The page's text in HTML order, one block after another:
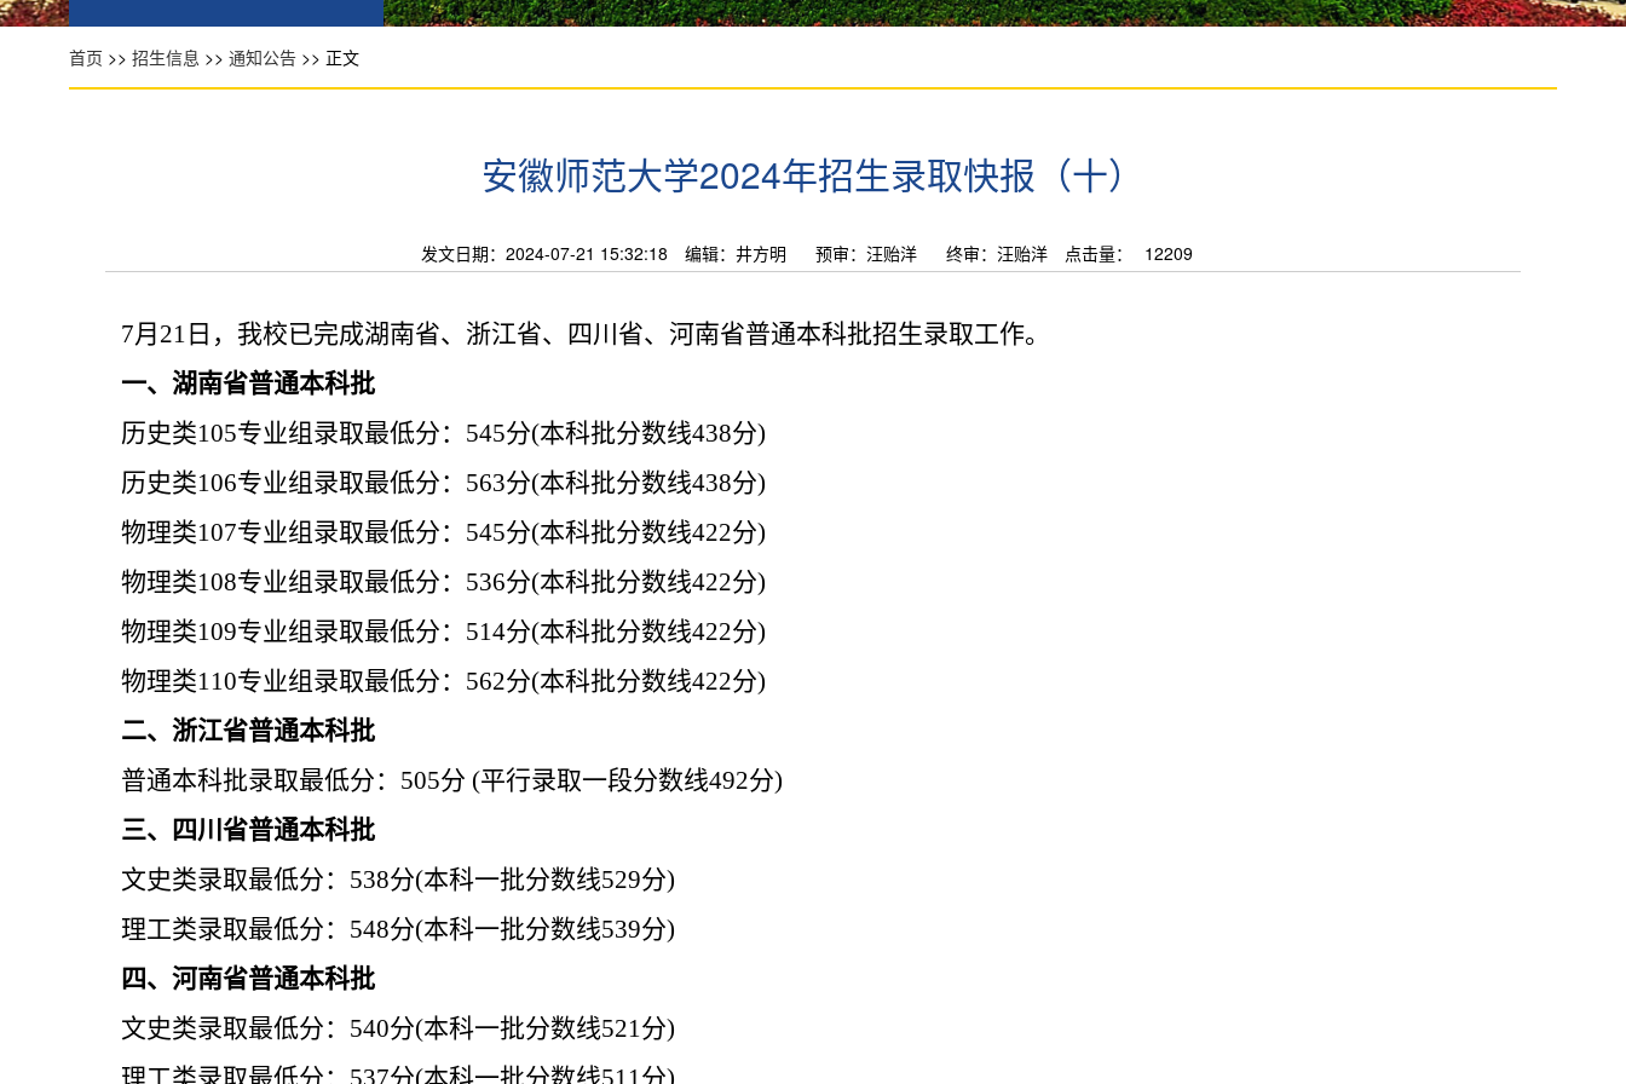
首页 >> 招生信息 >> 通知公告 >> 正文
安徽师范大学2024年招生录取快报（十）
发文日期：2024-07-21 15:32:18 编辑：井方明 预审：汪贻洋 终审：汪贻洋 点击量： 12209
7月 21 日，我校已完成湖南省、浙江省、四川省、河南省普通本科批招生录取工作。
一、湖南省普通本科批
历史类105专业组 录取最低分： 545分(本科批分数线438分)
历史类106专业组 录取最低分： 563分(本科批分数线438分)
物理类107专业组 录取最低分： 545分(本科批分数线422分)
物理类108专业组 录取最低分： 536分(本科批分数线422分)
物理类109专业组 录取最低分： 514分(本科批分数线422分)
物理类110专业组 录取最低分： 562分(本科批分数线422分)
二、浙江省普通本科批
普通本科批录取最低分： 505分 (平行录取一段分数线492分)
三、四川省普通本科批
文史类录取最低分： 538分(本科一批分数线529分)
理工类录取最低分： 548分(本科一批分数线539分)
四、河南省普通本科批
文史类录取最低分： 540分(本科一批分数线521分)
理工类录取最低分： 537分(本科一批分数线511 分)